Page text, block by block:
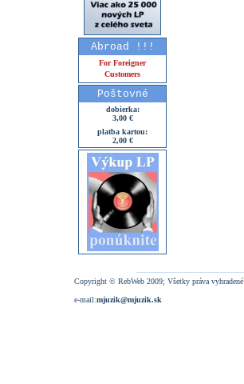
Abroad !!!
For Foreigner
Customers
Poštovné
dobierka:
3,00 €
platba kartou:
2,00 €
Copyright © RebWeb 2009; Všetky práva vyhradené
e-mail:mjuzik@mjuzik.sk